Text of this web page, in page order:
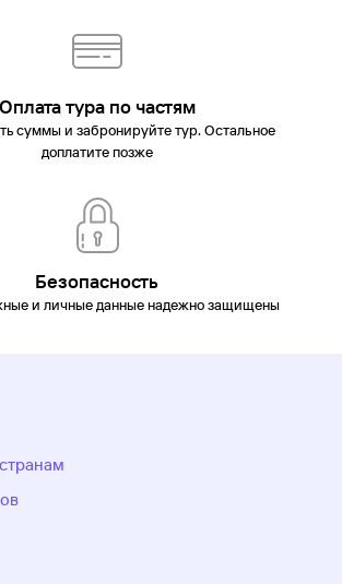
Оплата тура по частям
суммы и забронируйте тур. Остальное
доплатите позже
Безопасность
и личные данные надежно защищены